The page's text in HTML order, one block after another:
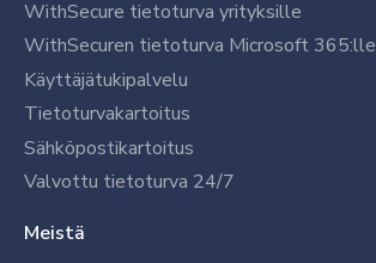
WithSecure tietoturva yrityksille
WithSecuren tietoturva Microsoft 365:lle
Käyttäjätukipalvelu
Tietoturvakartoitus
Sähköpostikartoitus
Valvottu tietoturva 24/7
Meistä